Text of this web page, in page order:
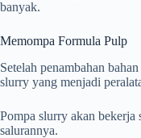
banyak.
Memompa Formula Pulp
Setelah penambahan
slurry yang menjadi
Pompa slurry akan bekerja
salurannya.